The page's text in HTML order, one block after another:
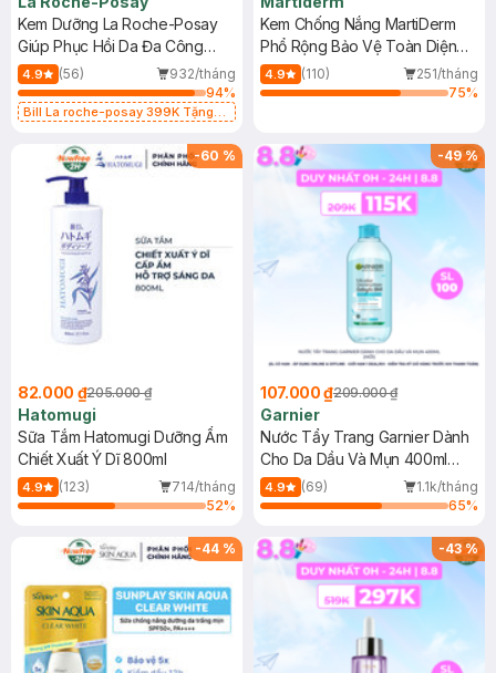
Kem Dưỡng La Roche-Posay
Giúp Phục Hồi Da Đa Công
Dụng 40ml
4.9 (56)
932/tháng
94%
Bill La roche-posay 399K Tặng
(SL có hạn)
Kem Chống Nắng MartiDerm
Phổ Rộng Bảo Vệ Toàn Diện
40ml
4.9 (110)
251/tháng
75%
-60 %
82.000 ₫205.000 ₫
Hatomugi
Sữa Tắm Hatomugi Dưỡng Ẩm
Chiết Xuất Ý Dĩ 800ml
4.9 (123)
714/tháng
52%
-49%
107.000 ₫209.000 ₫
Garnier
Nước Tẩy Trang Garnier Dành
Cho Da Dầu Và Mụn 400ml
(Mới)
4.9 (69)
1.1k/tháng
65%
-44 % -43%